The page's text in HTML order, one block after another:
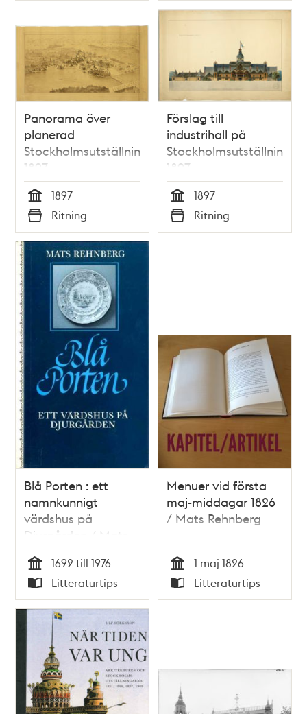
Panorama över
planerad
Stockholmsutställning
1897
Tid
1897
Typ
Ritning
Förslag till
industrihall på
Stockholmsutställningen
1897
Tid
1897
Typ
Ritning
Blå Porten : ett
namnkunnigt
värdshus på
Djurgården / Mats
Rehnberg
Tid
1692 till 1976
Typ
Litteraturtips
Menuer vid första
maj-middagar 1826
/ Mats Rehnberg
Tid
1 maj 1826
Typ
Litteraturtips